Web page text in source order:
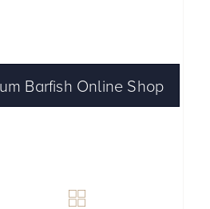
Barfish Online Shop